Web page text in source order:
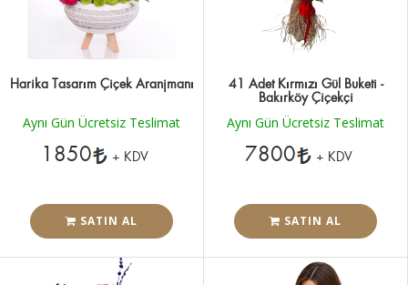
Harika Tasarım Çiçek Aranjmanı
Aynı Gün Ücretsiz Teslimat
1850 + KDV
SATIN AL
41 Adet Kırmızı Gül Buketi -
Bakırköy Çiçekçi
Aynı Gün Ücretsiz Teslimat
7800 + KDV
SATIN AL